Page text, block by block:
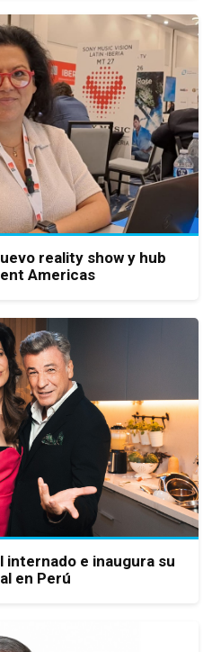
reality show y hub
Americas
internado e inaugura su
en Perú